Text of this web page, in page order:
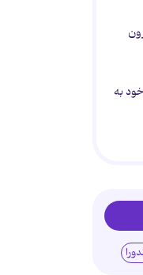
خود به